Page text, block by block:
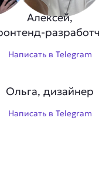
Алексей,
Написать в Telegram
Ольга, дизайнер
Написать в Telegram